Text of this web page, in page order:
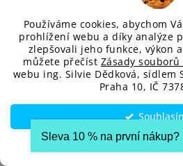
Používáme cookies, abychom
prohlížení webu a díky analýze
zlepšovali jeho funkce, výkon
můžete přečíst Zásady souborů
webu ing. Silvie Dědková, sídlem
Praha 10, IČ
Nastavení
Plyšové sako MOE
Dodání cca do 10
Sleva 10 % na první nákup?​